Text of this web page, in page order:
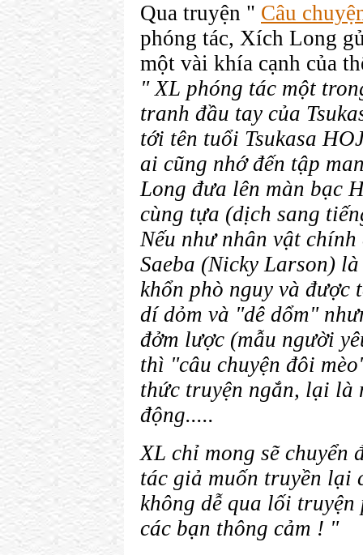
Qua truyện " Câu
phóng tác, Xích Long
một vài khía cạnh của
" XL phóng tác một
tranh đầu tay của
tới tên tuổi Tsukasa
ai cũng nhớ đến tập
Long đưa lên màn bạc
cùng tựa (dịch sang
Nếu như nhân vật
Saeba (Nicky Larson)
khổn phò nguy và được
dí dỏm và "dê dổm"
đởm lược (mẫu người
thì "câu chuyện đôi
thức truyện ngắn, lại là
động.....
XL chỉ mong sẽ chuyển
tác giả muốn truyền lại
không dễ qua lối truyện
các bạn thông cảm ! "